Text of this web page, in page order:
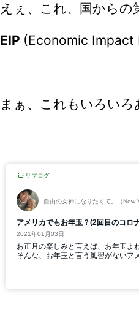
えぇ、これ、国からの
EIP (Economic Impact
まぁ、これもいろいろ